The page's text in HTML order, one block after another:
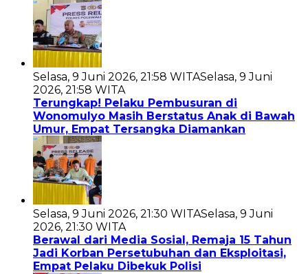
Selasa, 9 Juni 2026, 21:58 WITASelasa, 9 Juni
2026, 21:58 WITA
Terungkap! Pelaku Pembusuran di
Wonomulyo Masih Berstatus Anak di Bawah
Umur, Empat Tersangka Diamankan
Selasa, 9 Juni 2026, 21:30 WITASelasa, 9 Juni
2026, 21:30 WITA
Berawal dari Media Sosial, Remaja 15 Tahun
Jadi Korban Persetubuhan dan Eksploitasi,
Empat Pelaku Dibekuk Polisi